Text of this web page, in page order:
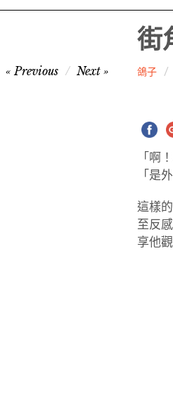
街
鴿子
Previous Next
「啊
「是
這樣
至反
享他